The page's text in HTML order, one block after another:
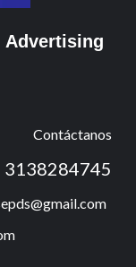
Advertising
Contáctanos